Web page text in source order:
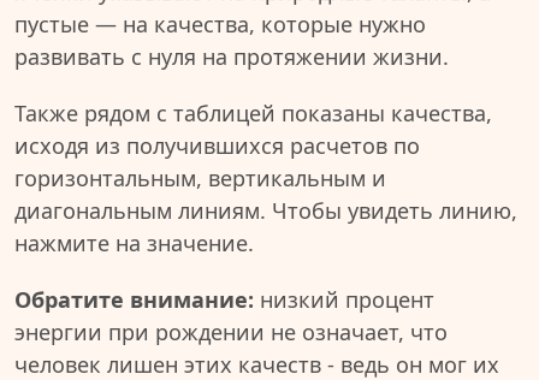
пустые — на качества, которые нужно
развивать с нуля на протяжении жизни.
Также рядом с таблицей показаны качества,
исходя из получившихся расчетов по
горизонтальным, вертикальным и
диагональным линиям. Чтобы увидеть линию,
нажмите на значение.
Обратите внимание: низкий процент
энергии при рождении не означает, что
человек лишен этих качеств - ведь он мог их